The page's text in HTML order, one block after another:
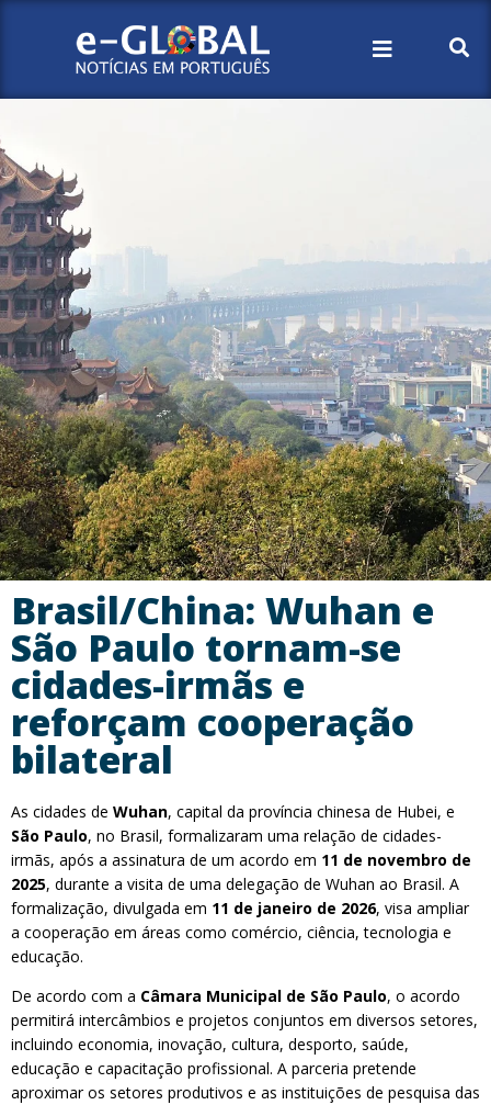
Brasil/China: Wuhan e
São Paulo tornam-se
cidades-irmãs e
reforçam cooperação
bilateral
As cidades de Wuhan, capital da província chinesa de Hubei, e
São Paulo, no Brasil, formalizaram uma relação de cidades-
irmãs, após a assinatura de um acordo em 11 de novembro de
2025, durante a visita de uma delegação de Wuhan ao Brasil. A
formalização, divulgada em 11 de janeiro de 2026, visa ampliar
a cooperação em áreas como comércio, ciência, tecnologia e
educação.
De acordo com a Câmara Municipal de São Paulo, o acordo
permitirá intercâmbios e projetos conjuntos em diversos setores,
incluindo economia, inovação, cultura, desporto, saúde,
educação e capacitação profissional. A parceria pretende
aproximar os setores produtivos e as instituições de pesquisa das